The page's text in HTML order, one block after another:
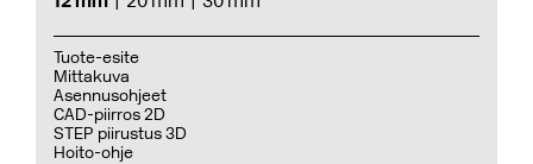
Tuote-esite
Mittakuva
Asennusohjeet
CAD-piirros 2D
STEP piirustus 3D
Hoito-ohje